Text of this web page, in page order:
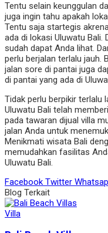
Tentu selain keunggulan
juga ingin tahu apakah
Tentu saja startegis
ada di lokasi Uluwatu Bali.
sudah dapat Anda lihat.
perlu berjalan terlalu jauh.
jalan sore di pantai juga
di pantai yang ada di
Tidak perlu berpikir terlalu
Uluwatu Bali telah
pada tawaran dijual villa
jalan Anda untuk
Menikmati wisata Bali
memudahkan fasilitas
Uluwatu Bali.
Facebook Twitter
Blog Terkait
Villa